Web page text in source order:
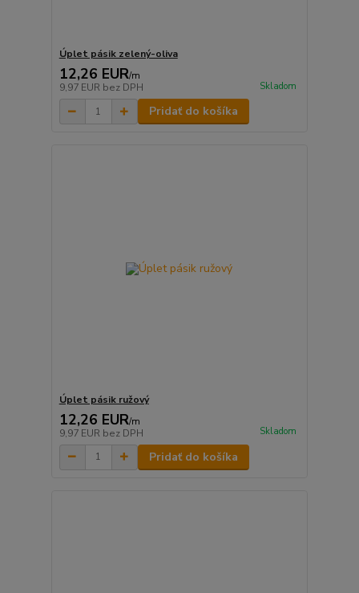
Úplet pásik zelený-oliva
12,26 EUR/m
9,97 EUR bez DPH Skladom
Pridať do košíka
Úplet pásik ružový
12,26 EUR/m
9,97 EUR bez DPH Skladom
Pridať do košíka